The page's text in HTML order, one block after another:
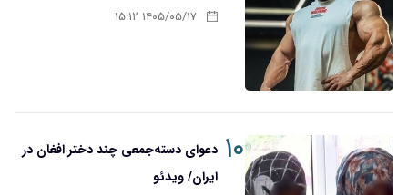
۱۴۰۵/۰۵/۱۷ ۱۵:۱۲
۱۰ دعوای دسته‌جمعی چند دختر افغان در
ایران/ ویدئو